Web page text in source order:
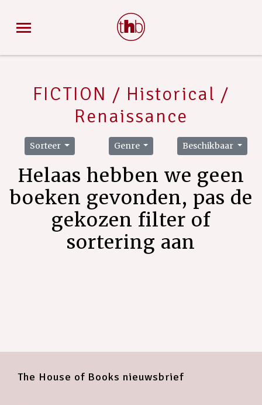
FICTION / Historical /
Renaissance
Sorteer Genre Beschikbaar
Helaas hebben we geen
boeken gevonden, pas de
gekozen filter of
sortering aan
The House of Books nieuwsbrief